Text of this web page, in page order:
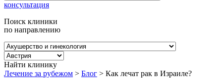
консультация
Поиск клиники
по направлению
Найти клинику
Лечение за рубежом > Блог > Как лечат рак в Израиле?